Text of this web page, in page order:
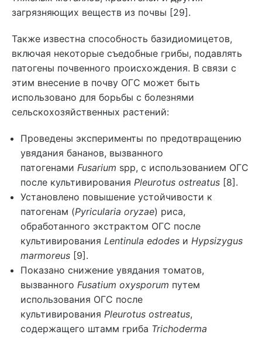
загрязняющих веществ из почвы [29].
Также известна способность базидиомицетов,
включая некоторые съедобные грибы, подавлять
патогены почвенного происхождения. В связи с
этим внесение в почву ОГС может быть
использовано для борьбы с болезнями
сельскохозяйственных растений:
Проведены эксперименты по предотвращению
увядания бананов, вызванного
патогенами Fusarium spp, с использованием ОГС
после культивирования Pleurotus ostreatus [8].
Установлено повышение устойчивости к
патогенам (Pyricularia oryzae) риса,
обработанного экстрактом ОГС после
культивирования Lentinula edodes и Hypsizygus
marmoreus [9].
Показано снижение увядания томатов,
вызванного Fusatium oxysporum путем
использования ОГС после
культивирования Pleurotus ostreatus,
содержащего штамм гриба Trichoderma